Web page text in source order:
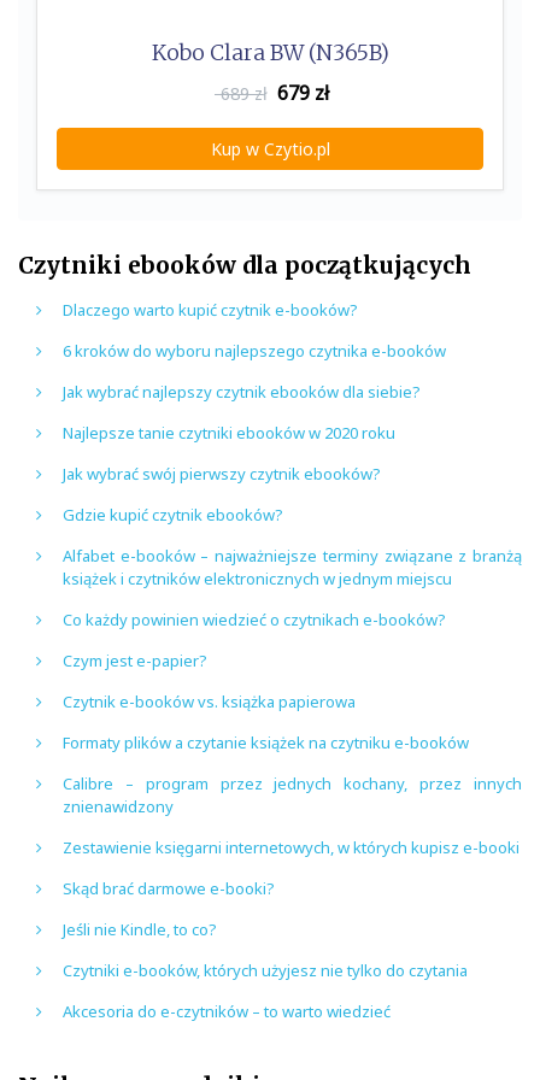
Kobo Clara BW (N365B)
689 zł 679 zł
Kup w Czytio.pl
Czytniki ebooków dla początkujących
Dlaczego warto kupić czytnik e-booków?
6 kroków do wyboru najlepszego czytnika e-booków
Jak wybrać najlepszy czytnik ebooków dla siebie?
Najlepsze tanie czytniki ebooków w 2020 roku
Jak wybrać swój pierwszy czytnik ebooków?
Gdzie kupić czytnik ebooków?
Alfabet e-booków – najważniejsze terminy związane z branżą
książek i czytników elektronicznych w jednym miejscu
Co każdy powinien wiedzieć o czytnikach e-booków?
Czym jest e-papier?
Czytnik e-booków vs. książka papierowa
Formaty plików a czytanie książek na czytniku e-booków
Calibre – program przez jednych kochany, przez innych
znienawidzony
Zestawienie księgarni internetowych, w których kupisz e-booki
Skąd brać darmowe e-booki?
Jeśli nie Kindle, to co?
Czytniki e-booków, których użyjesz nie tylko do czytania
Akcesoria do e-czytników – to warto wiedzieć